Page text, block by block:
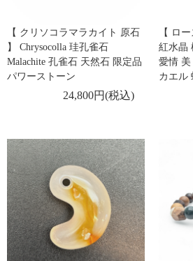
【 クリソコラマラカイト 原石
】 Chrysocolla 珪孔雀石
Malachite 孔雀石 天然石 限定品
パワーストーン
24,800円(税込)
【 ロ
紅水晶
愛情 美
カエル